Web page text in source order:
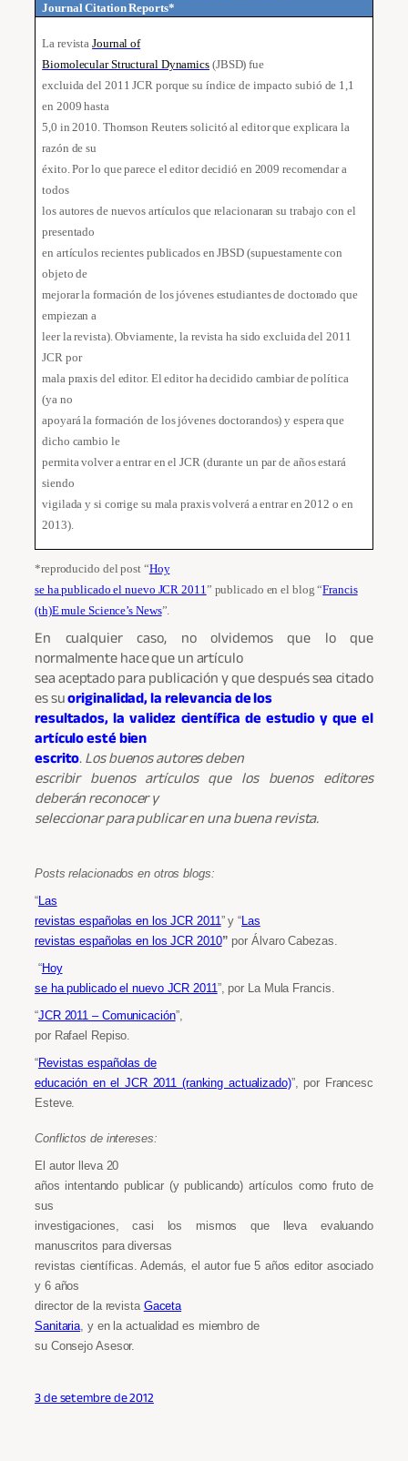
Journal Citation Reports*
La revistaJournal of
Biomolecular Structural Dynamics (JBSD) fue
excluida del 2011 JCR porque su índice de impacto subió de 1,1
en 2009 hasta
5,0 in 2010. Thomson Reuters solicitó al editor que explicara la
razón de su
éxito. Por lo que parece el editor decidió en 2009 recomendar a
todos
los autores de nuevos artículos que relacionaran su trabajo con el
presentado
en artículos recientes publicados en JBSD (supuestamente con
objeto de
mejorar la formación de los jóvenes estudiantes de doctorado que
empiezan a
leer la revista). Obviamente, la revista ha sido excluida del 2011
JCR por
mala praxis del editor. El editor ha decidido cambiar de política
(ya no
apoyará la formación de los jóvenes doctorandos) y espera que
dicho cambio le
permita volver a entrar en el JCR (durante un par de años estará
siendo
vigilada y si corrige su mala praxis volverá a entrar en 2012 o en
2013).
*reproducido del post “Hoy
se ha publicado el nuevo JCR 2011” publicado en el blog “Francis
(th)E mule Science’s News”.
En cualquier caso, no olvidemos que lo que
normalmente hace que un artículo
sea aceptado para publicación y que después sea citado
es suoriginalidad, la relevancia de los
resultados, la validez científica de estudio y que el
artículo esté bien
escrito. Los buenos autores deben
escribir buenos artículos que los buenos editores
deberán reconocer y
seleccionar para publicar en una buena revista.
Posts relacionados en otros blogs:
“Las
revistas españolas en los JCR 2011” y “Las
revistas españolas en los JCR 2010” por Álvaro Cabezas.
“Hoy
se ha publicado el nuevo JCR 2011”, por La Mula Francis.
“JCR 2011 – Comunicación”,
por Rafael Repiso.
“Revistas españolas de
educación en el JCR 2011 (ranking actualizado)”, por Francesc
Esteve.
Conflictos de intereses:
El autor lleva 20
años intentando publicar (y publicando) artículos como fruto de
sus
investigaciones, casi los mismos que lleva evaluando
manuscritos para diversas
revistas científicas. Además, el autor fue 5 años editor asociado
y 6 años
director de la revista Gaceta
Sanitaria , y en la actualidad es miembro de
su Consejo Asesor.
3 de setembre de 2012